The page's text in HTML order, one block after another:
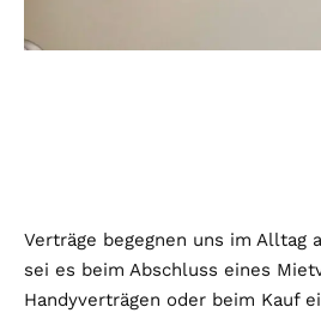
Verträge begegnen uns im Alltag
sei es beim Abschluss eines
Handyverträgen oder beim Kauf